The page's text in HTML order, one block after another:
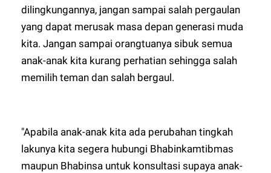
dilingkungannya, jangan sampai salah pergaulan
yang dapat merusak masa depan generasi muda
kita. Jangan sampai orangtuanya sibuk semua
anak-anak kita kurang perhatian sehingga salah
memilih teman dan salah bergaul.
"Apabila anak-anak kita ada perubahan tingkah
lakunya kita segera hubungi Bhabinkamtibmas
maupun Bhabinsa untuk konsultasi supaya anak-